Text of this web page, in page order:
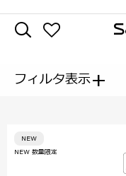
フィルタ表示+
NEW 数量限定
NEW